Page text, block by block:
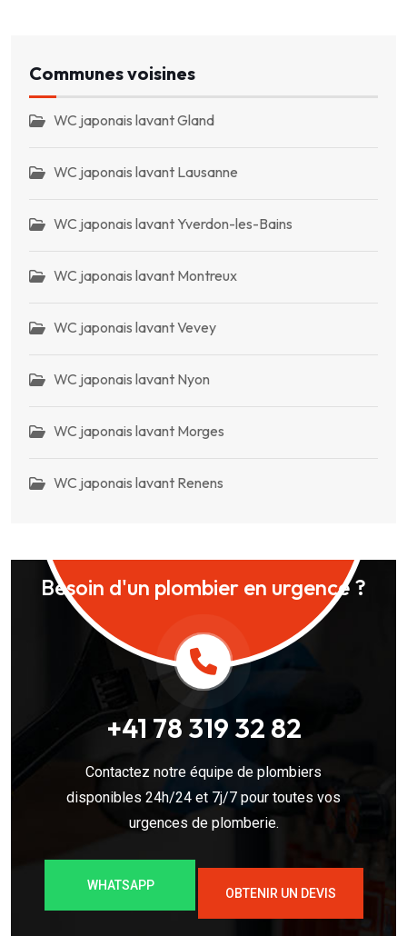
Communes voisines
WC japonais lavant Gland
WC japonais lavant Lausanne
WC japonais lavant Yverdon-les-Bains
WC japonais lavant Montreux
WC japonais lavant Vevey
WC japonais lavant Nyon
WC japonais lavant Morges
WC japonais lavant Renens
Besoin d'un plombier en urgence ?
+41 78 319 32 82
Contactez notre équipe de plombiers
disponibles 24h/24 et 7j/7 pour toutes vos
urgences de plomberie.
WHATSAPP
OBTENIR UN DEVIS